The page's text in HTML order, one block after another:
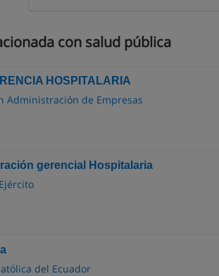
con salud pública
HOSPITALARIA
Administración de Empresas
gerencial Hospitalaria
del Ecuador